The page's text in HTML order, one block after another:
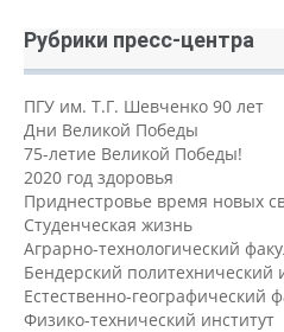
Рубрики пресс-центра
ПГУ им. Т.Г. Шевченко 90 лет
Дни Великой Победы
75-летие Великой Победы!
2020 год здоровья
Приднестровье время новых
Студенческая жизнь
Аграрно-технологический
Бендерский политехнический
Естественно-географический
Физико-технический институт